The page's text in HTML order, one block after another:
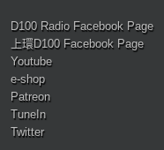
D100 Radio Facebook Page
上環D100 Facebook Page
Youtube
e-shop
Patreon
TuneIn
Twitter